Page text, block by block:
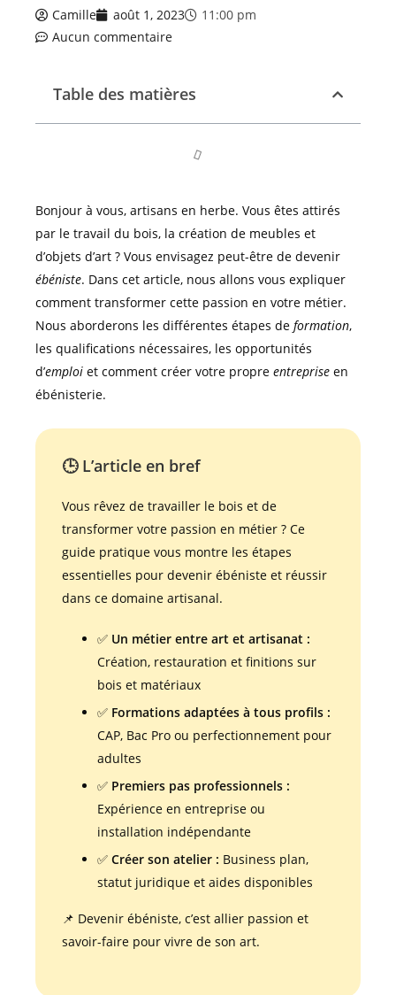
Camille août 1, 2023
11:00 pm
Aucun commentaire
Table des matières
Bonjour à vous, artisans en herbe. Vous êtes attirés
par le travail du bois, la création de meubles et
d’objets d’art ? Vous envisagez peut-être de devenir
ébéniste. Dans cet article, nous allons vous expliquer
comment transformer cette passion en votre métier.
Nous aborderons les différentes étapes de formation,
les qualifications nécessaires, les opportunités
d’emploi et comment créer votre propre entreprise en
ébénisterie.
🕒 L’article en bref
Vous rêvez de travailler le bois et de
transformer votre passion en métier ? Ce
guide pratique vous montre les étapes
essentielles pour devenir ébéniste et réussir
dans ce domaine artisanal.
✅ Un métier entre art et artisanat :
Création, restauration et finitions sur
bois et matériaux
✅ Formations adaptées à tous profils :
CAP, Bac Pro ou perfectionnement pour
adultes
✅ Premiers pas professionnels :
Expérience en entreprise ou
installation indépendante
✅ Créer son atelier : Business plan,
statut juridique et aides disponibles
📌 Devenir ébéniste, c’est allier passion et
savoir-faire pour vivre de son art.